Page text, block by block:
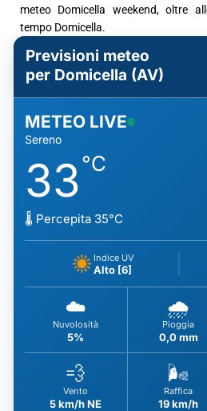
meteo Domicella weekend, oltre
tempo Domicella.
Previsioni meteo
per Domicella (AV)
METEO LIVE
Sereno
33°C
🌡️ Percepita 35°C
Indice UV
Alto [6]
☁️
Nuvolosità
5%
🌧️
Pioggia
0,0 mm
💨
Vento
5 km/h NE
🌬️
Raffica
19 km/h